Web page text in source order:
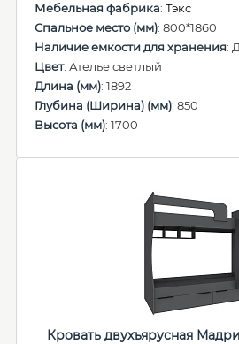
Мебельная фабрика: Тэкс
Спальное место (мм): 800*1860
Наличие емкости для хранения:
Цвет: Ателье светлый
Длина (мм): 1892
Глубина (Ширина) (мм): 850
Высота (мм): 1700
Кровать двухъярусная